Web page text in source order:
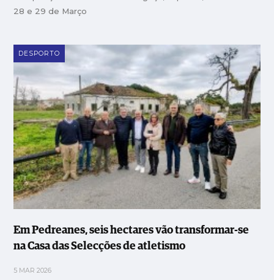
28 e 29 de Março
DESPORTO
Em Pedreanes, seis hectares vão transformar-se
na Casa das Selecções de atletismo
5 MAR 2026